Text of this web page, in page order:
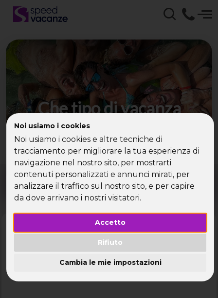
Noi usiamo i cookies
Noi usiamo i cookies e altre tecniche di
tracciamento per migliorare la tua esperienza di
navigazione nel nostro sito, per mostrarti
contenuti personalizzati e annunci mirati, per
analizzare il traffico sul nostro sito, e per capire
da dove arrivano i nostri visitatori.
Accetto
Rifiuto
Cambia le mie impostazioni
Che tipo di vacanza
cerchi?
Scegli la tua destinazione tra le diverse proposte
di Speed Vacanze®
Dove? Quando?
Tutto l'anno
MEZZA PENSIONE